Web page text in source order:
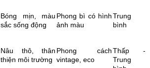
Bóng mịn, màu
sắc sống động
Phong bì có hình
ảnh màu
Trung
bình
Nâu thô, thân
thiện môi trường
Phong cách
vintage, eco
Thấp -
Trung